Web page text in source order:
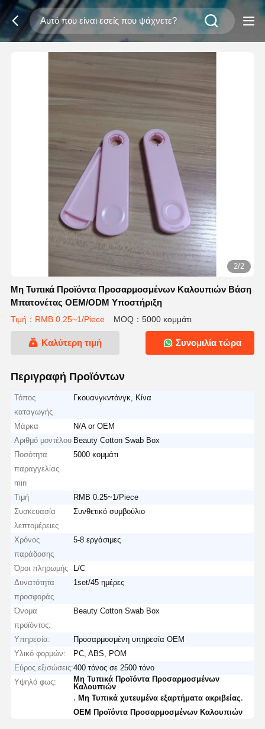
2/2
Μη Τυπικά Προϊόντα Προσαρμοσμένων Καλουπιών Βάση
Μπατονέτας OEM/ODM Υποστήριξη
Τιμή：RMB 0.25~1/Piece MOQ：5000 κομμάτι
Καλύτερη τιμή Συνομιλία τώρα
Περιγραφή Προϊόντων
Τόπος
καταγωγής
Γκουανγκντόνγκ, Κίνα
Μάρκα
N/A or OEM
Αριθμό μοντέλου Beauty Cotton Swab Box
Ποσότητα
παραγγελίας
min
5000 κομμάτι
Τιμή
RMB 0.25~1/Piece
Συσκευασία
λεπτομέρειες
Συνθετικό συμβούλιο
Χρόνος
παράδοσης
5-8 εργάσιμες
Όροι πληρωμής
L/C
Δυνατότητα
προσφοράς
1set/45 ημέρες
Όνομα
προϊόντος:
Beauty Cotton Swab Box
Υπηρεσία:
Προσαρμοσμένη υπηρεσία OEM
Υλικό φορμών:
PC, ABS, POM
Εύρος εξισώσεις:400 τόνος σε 2500 τόνο
Υψηλό φως:
Μη Τυπικά Προϊόντα Προσαρμοσμένων
Καλουπιών
,Μη Τυπικά χυτευμένα εξαρτήματα ακριβείας
OEM Προϊόντα Προσαρμοσμένων Καλουπιών